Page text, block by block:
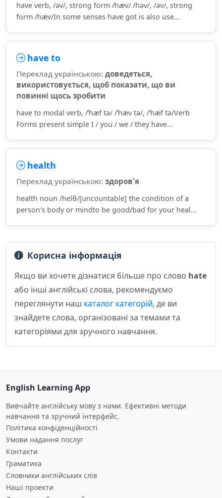
have verb, /əv/, strong form /hæv/ /həv/, /əv/, strong
form /hæv/In some senses have got is also use...
have to
Переклад українською: доведеться,
використовується, щоб показати, що ви
повинні щось зробити
have to modal verb, /ˈhæf tə/ /ˈhæv tə/, /ˈhæf tə/Verb
Forms present simple I / you / we / they have...
health
Переклад українською: здоров'я
health noun /helθ/[uncountable] the condition of a
person’s body or mindto be good/bad for your heal...
Корисна інформація
Якщо ви хочете дізнатися більше про слово hate
або інші англійські слова, рекомендуємо
переглянути наш каталог категорій, де ви
знайдете слова, організовані за темами та
категоріями для зручного навчання.
English Learning App
Вивчайте англійську мову з нами. Ефективні методи
навчання та зручний інтерфейс.
Політика конфіденційності
Умови надання послуг
Контакти
Граматика
Словники англійських слів
Наші проекти